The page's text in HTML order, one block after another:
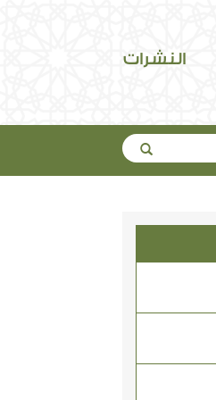
النشرات